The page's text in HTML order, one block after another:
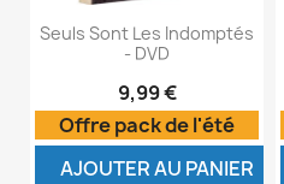
Seuls Sont Les Indomptés
- DVD
9,99 €
Offre pack de l'été
AJOUTER AU PANIER